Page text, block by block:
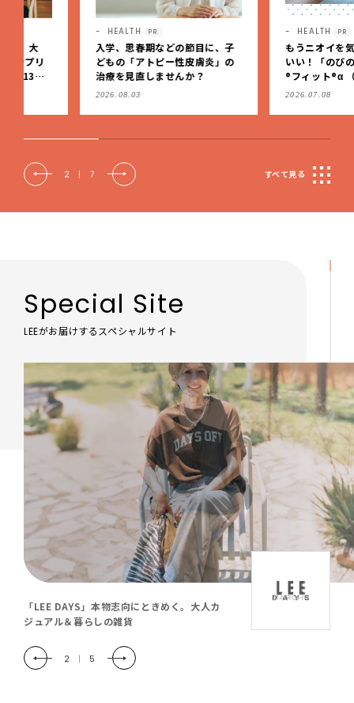
PR
入学、思春期などの節目に、子
どもの「アトピー性皮膚炎」の
治療を見直しませんか？
PR
もうニオイを気にしなくっ
いい！「のびのび®サロン
®フィット®α （無臭性）」
肩こりや足腰のダルさを出
2 | 7 すべて見る
Special Site
LEEがお届けするスペシャルサイト
「LEE DAYS」本物志向にときめく。大人カ
ジュアル＆暮らしの雑貨
2 | 5